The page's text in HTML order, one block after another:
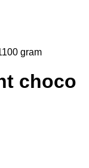
gram
choco